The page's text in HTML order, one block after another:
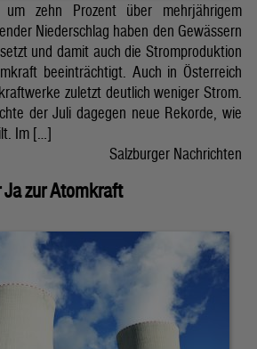
um zehn Prozent über mehrjährigem
Niederschlag haben den Gewässern
und damit auch die Stromproduktion
beeinträchtigt. Auch in Österreich
zuletzt deutlich weniger Strom.
der Juli dagegen neue Rekorde, wie
Im […]
Salzburger Nachrichten
Ja zur Atomkraft